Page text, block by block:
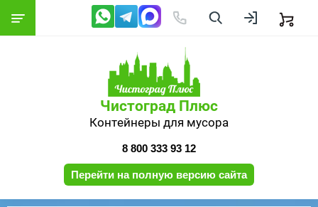
Чистоград Плюс
Контейнеры для мусора
8 800 333 93 12
Перейти на полную версию сайта